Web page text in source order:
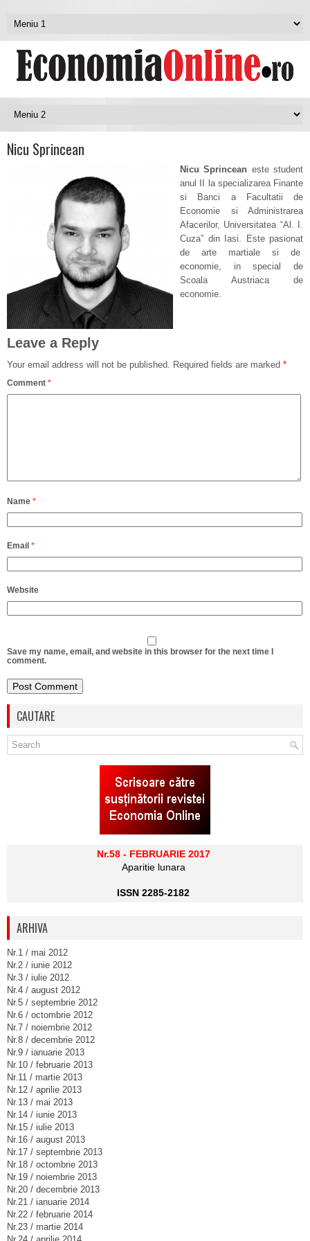
Nicu Sprincean
Nicu Sprincean este student
anul II la specializarea Finante
si Banci a Facultatii de
Economie si Administrarea
Afacerilor, Universitatea “Al. I.
Cuza” din Iasi. Este pasionat
de arte martiale si de
economie, in special de
Scoala Austriaca de
economie.
Leave a Reply
Your email address will not be published. Required fields are marked *
Comment *
Name *
Email *
Website
Save my name, email, and website in this browser for the next time I
comment.
CAUTARE
Nr.58 - FEBRUARIE 2017
Aparitie lunara
ISSN 2285-2182
ARHIVA
Nr.1 / mai 2012
Nr.2 / iunie 2012
Nr.3 / iulie 2012
Nr.4 / august 2012
Nr.5 / septembrie 2012
Nr.6 / octombrie 2012
Nr.7 / noiembrie 2012
Nr.8 / decembrie 2012
Nr.9 / ianuarie 2013
Nr.10 / februarie 2013
Nr.11 / martie 2013
Nr.12 / aprilie 2013
Nr.13 / mai 2013
Nr.14 / iunie 2013
Nr.15 / iulie 2013
Nr.16 / august 2013
Nr.17 / septembrie 2013
Nr.18 / octombrie 2013
Nr.19 / noiembrie 2013
Nr.20 / decembrie 2013
Nr.21 / ianuarie 2014
Nr.22 / februarie 2014
Nr.23 / martie 2014